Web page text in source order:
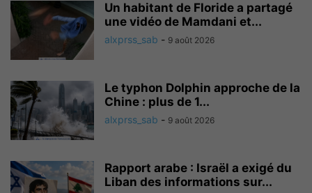
Un habitant de Floride a partagé
une vidéo de Mamdani et...
alxprss_sab - 9 août 2026
Le typhon Dolphin approche de la
Chine : plus de 1...
alxprss_sab - 9 août 2026
Rapport arabe : Israël a exigé du
Liban des informations sur...